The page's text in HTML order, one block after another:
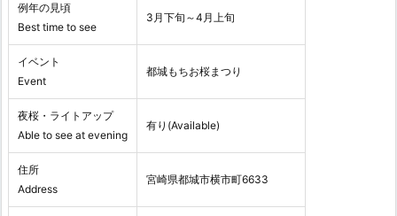
例年の見頃
Best time to see
3月下旬～4月上旬
イベント
Event
都城もちお桜まつり
夜桜・ライトアップ
Able to see at evening
有り(Available)
住所
Address
宮崎県都城市横市町6633